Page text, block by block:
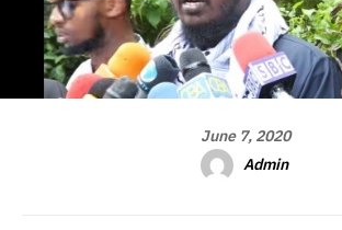
June 7, 2020
Admin